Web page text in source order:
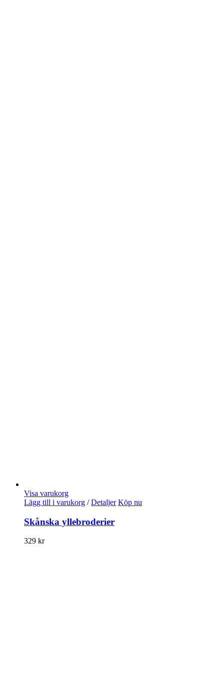
Visa varukorg
Lägg till i varukorg / Detaljer Köp nu
Skånska yllebroderier
329 kr